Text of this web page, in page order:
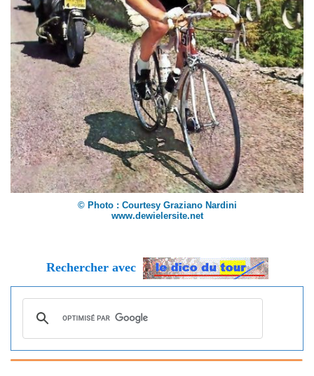
© Photo : Courtesy Graziano Nardini
www.dewielersite.net
Rechercher avec